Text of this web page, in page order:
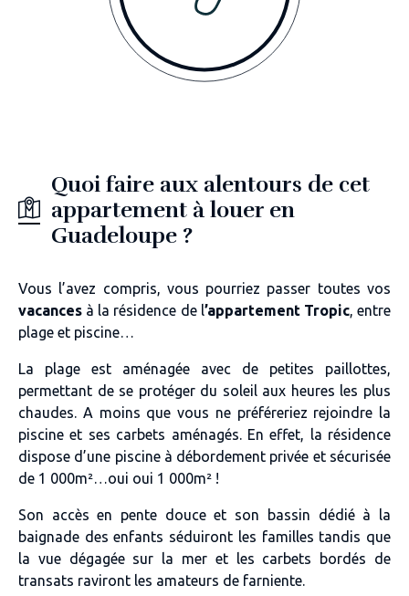
Quoi faire aux alentours de cet
appartement à louer en
Guadeloupe ?
Vous l’avez compris, vous pourriez passer toutes vos
vacances à la résidence de l ’appartement Tropic,entre
plage et piscine
La plage est aménagée avec de petites paillottes
permettant de se protéger du soleil aux heures les plus
chaudes. A moins que vous ne préféreriez rejoindre
la
piscine et ses carbets aménagés. En effet, la résidence
dispose d’une piscine à débordement privée et sécurisée
de 1 000m² …oui oui 1 000m² !
Son accès en pente douce et son
bassin dédié à la
baignade des enfants séduiront les familles tandis que
la vue dégagée sur la mer et les carbets bordés de
transats raviront les amateurs de farniente